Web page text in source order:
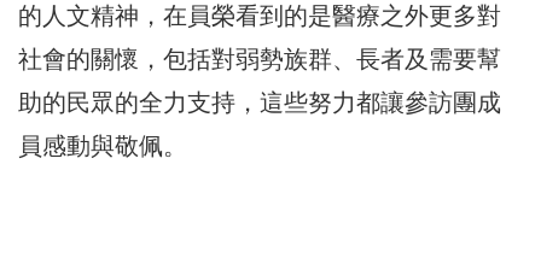
的人文精神，在員榮看到的是醫療之外更多對
社會的關懷，包括對弱勢族群、長者及需要幫
助的民眾的全力支持，這些努力都讓參訪團成
員感動與敬佩。